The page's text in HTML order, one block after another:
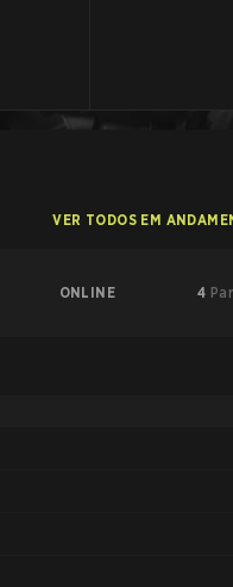
VER TODOS EM
ONLINE 4